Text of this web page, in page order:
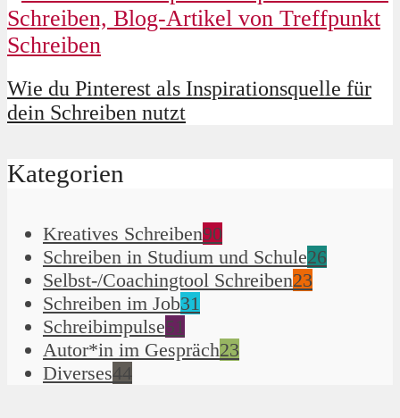
Wie du Pinterest als Inspirationsquelle für
dein Schreiben nutzt
Kategorien
Kreatives Schreiben90
Schreiben in Studium und Schule26
Selbst-/Coachingtool Schreiben23
Schreiben im Job31
Schreibimpulse51
Autor*in im Gespräch23
Diverses44